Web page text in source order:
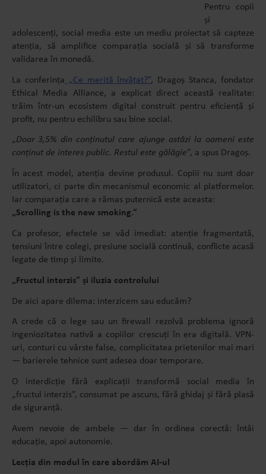
Pentru copii
și
adolescenți, social media este un mediu proiectat să capteze
atenția, să amplifice comparația socială și să transforme
validarea în monedă.
La conferința „Ce merită învățat?”, Dragoș Stanca, fondator
Ethical Media Alliance, a explicat direct această realitate:
trăim într-un ecosistem digital construit pentru eficiență și
profit, nu pentru echilibru sau bine social.
„Doar 3,5% din conținutul care ajunge astăzi la oameni este
conținut de interes public. Restul este gălăgie”, a spus Dragoș.
În acest model, atenția devine produsul. Copiii nu sunt doar
utilizatori, ci parte din mecanismul economic al platformelor.
Iar comparația care a rămas puternică este aceasta:
„Scrolling is the new smoking.”
Ca profesor, efectele se văd imediat: atenție fragmentată,
tensiuni între colegi, presiune socială continuă, conflicte acasă
legate de timp și limite.
„Fructul interzis” și iluzia controlului
De aici apare dilema: interzicem sau educăm?
A crede că o lege sau un firewall rezolvă problema ignoră
ingeniozitatea nativă a copiilor crescuți în era digitală. VPN-
uri, conturi cu vârste false, complicitatea prietenilor mai mari
— barierele tehnice sunt adesea doar temporare.
O interdicție fără explicații transformă social media în
„fructul interzis”, consumat pe ascuns, fără ghidaj și fără plasă
de siguranță.
Avem nevoie de ambele — dar în ordinea corectă: întâi
educație, apoi autonomie.
Lecția din modul în care abordăm AI-ul